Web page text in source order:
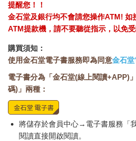
提醒您！！
金石堂及銀行均不會請您操作ATM! 如
ATM提款機，請不要聽從指示，以免受
購買須知：
使用金石堂電子書服務即為同意金石
電子書分為「金石堂(線上閱讀+APP)
碼)」兩種：
將儲存於會員中心→電子書服務「
閱讀直接開啟閱讀。